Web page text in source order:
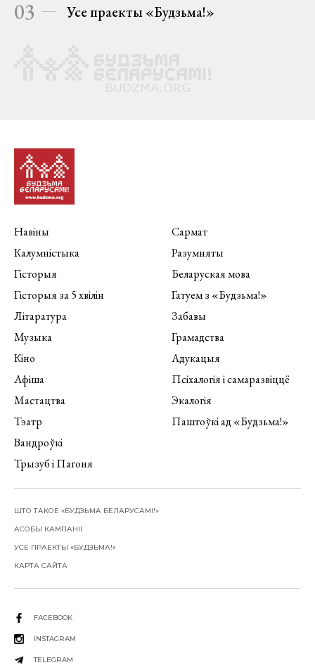
03 Усе праекты «Будзьма!»
Навіны
Калумністыка
Гісторыя
Гісторыя за 5 хвілін
Літаратура
Музыка
Кіно
Афіша
Мастацтва
Тэатр
Вандроўкі
Трызуб і Пагоня
Сармат
Разумняты
Беларуская мова
Гатуем з «Будзьма!»
Забавы
Грамадства
Адукацыя
Псіхалогія і самаразвіццё
Экалогія
Паштоўкі ад «Будзьма!»
ШТО ТАКОЕ «БУДЗЬМА БЕЛАРУСАМІ!»
АСОБЫ КАМПАНІІ
УСЕ ПРАЕКТЫ «БУДЗЬМА!»
КАРТА САЙТА
FACEBOOK
INSTAGRAM
TELEGRAM